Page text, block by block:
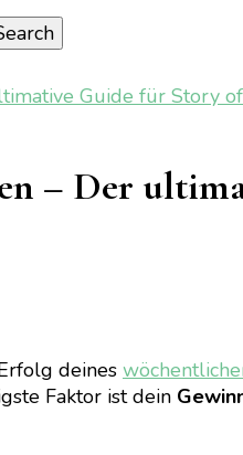
Guide für Story of
– Der
deines
Faktor ist dein